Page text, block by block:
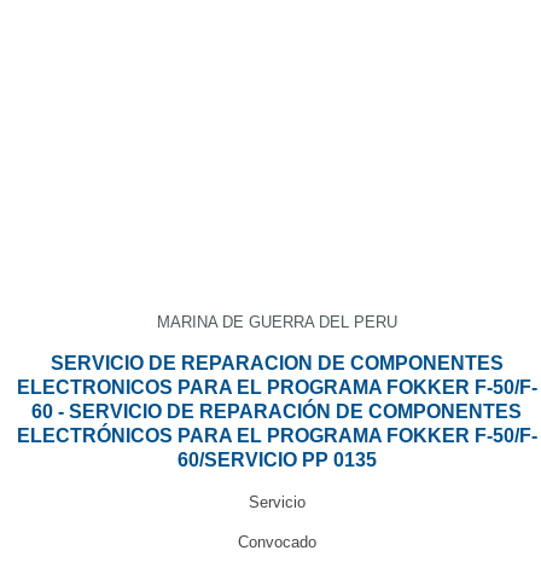
MARINA DE GUERRA DEL PERU
SERVICIO DE REPARACION DE COMPONENTES
ELECTRONICOS PARA EL PROGRAMA FOKKER F-50/F-
60 - SERVICIO DE REPARACIÓN DE COMPONENTES
ELECTRÓNICOS PARA EL PROGRAMA FOKKER F-50/F-
60/SERVICIO PP 0135
Servicio
Convocado